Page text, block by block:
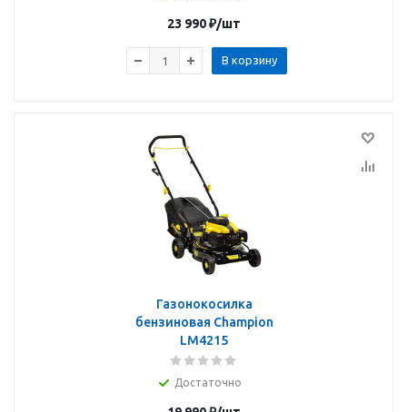
23 990₽/шт
В корзину
Газонокосилка
бензиновая Champion
LM4215
Достаточно